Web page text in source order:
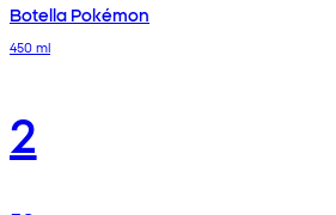
Botella Pokémon
450 ml
2